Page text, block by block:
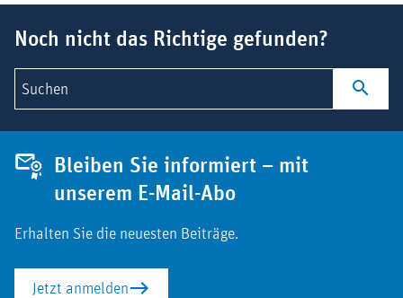
Medien
Noch nicht das Richtige gefunden?
Suchen
Bleiben Sie informiert – mit
unserem E-Mail-Abo
Erhalten Sie die neuesten Beiträge.
Jetzt anmelden